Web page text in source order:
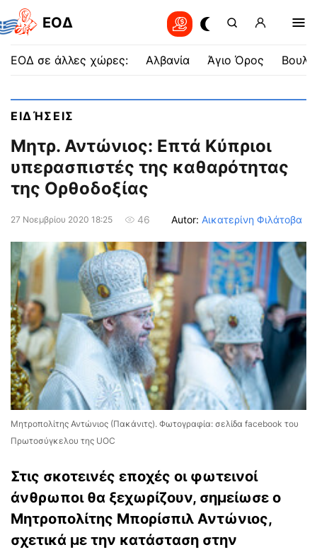
EOΔ
ΕΟΔ σε άλλες χώρες: Αλβανία Άγιο Όρος
ΕΙΔΉΣΕΙΣ
Μητρ. Αντώνιος: Επτά Κύπριοι
υπερασπιστές της καθαρότητας
της Ορθοδοξίας
27 Νοεμβρίου 2020 18:25 46 Autor: Αικατερίνη Φιλάτοβα
Μητροπολίτης Αντώνιος (Πακάνιτς). Φωτογραφία: σελίδα facebook του
Πρωτοσύγκελου της UOC
Στις σκοτεινές εποχές οι φωτεινοί
άνθρωποι θα ξεχωρίζουν, σημείωσε ο
Μητροπολίτης Μπορίσπιλ Αντώνιος,
σχετικά με την κατάσταση στην